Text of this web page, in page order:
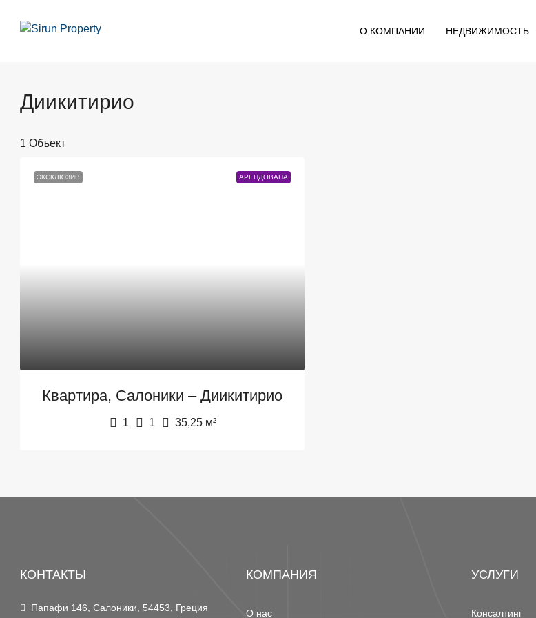
О КОМПАНИИ НЕДВИЖИМОСТЬ
Диикитирио
1 Объект
ЭКСКЛЮЗИВ АРЕНДОВАНА
Квартира, Салоники – Диикитирио
1 1 35,25 м²
КОНТАКТЫ
Папафи 146, Салоники, 54453, Греция
КОМПАНИЯ
О нас
УСЛУГИ
Консалтинг